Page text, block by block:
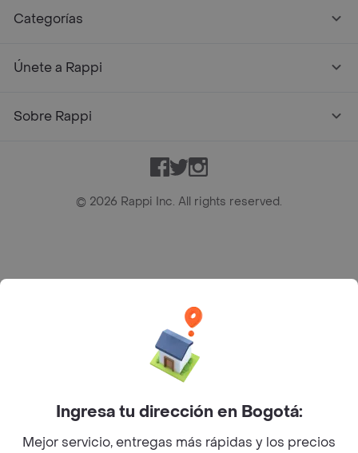
Categorías
Únete a Rappi
Sobre Rappi
Facebook
TwitterInstagram
© 2026 Rappi Inc. All rights reserved.
Bogotá D.C. --- notificacionesrappi@rappi.com
Ingresa tu dirección en Bogotá:
Mejor servicio, entregas más rápidas y los precios